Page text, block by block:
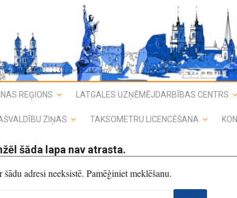
REĢIONS LATGALES UZŅĒMĒJDARBĪBAS CENTRS
ZIŅAS TAKSOMETRU LICENCĒŠANA
šāda lapa nav atrasta.
šādu adresi neeksistē. Pamēģiniet meklēšanu.